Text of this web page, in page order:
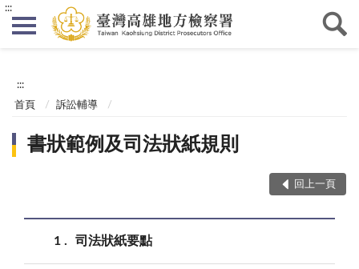
:::
:::
首頁 訴訟輔導
書狀範例及司法狀紙規則
回上一頁
1 司法狀紙要點